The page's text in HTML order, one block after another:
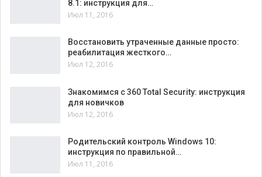
8.1: инструкция для…
Июл 11, 2016
Восстановить утраченные данные просто:
реабилитация жесткого…
Июл 12, 2016
Знакомимся с 360 Total Security: инструкция
для новичков
Июл 12, 2016
Родительский контроль Windows 10:
инструкция по правильной…
Июл 11, 2016